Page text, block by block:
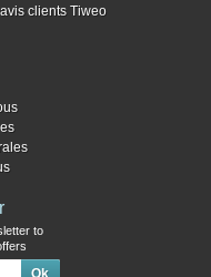
clients Tiweo
to